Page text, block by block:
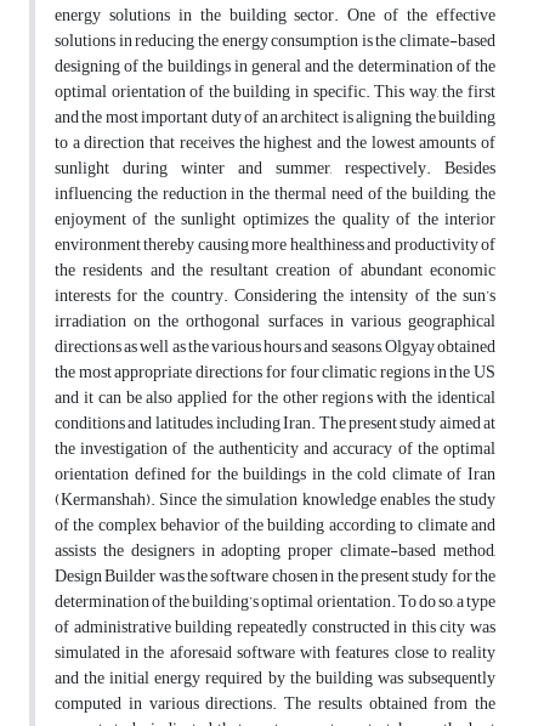
energy solutions in the building sector. One of the effective
solutions in reducing the energy consumption is the climate-based
designing of the buildings in general and the determination of the
optimal orientation of the building in specific. This way, the first
and the most important duty of an architect is aligning the building
to a direction that receives the highest and the lowest amounts of
sunlight during winter and summer, respectively. Besides
influencing the reduction in the thermal need of the building, the
enjoyment of the sunlight optimizes the quality of the interior
environment thereby causing more healthiness and productivity of
the residents and the resultant creation of abundant economic
interests for the country. Considering the intensity of the sun’s
irradiation on the orthogonal surfaces in various geographical
directions as well as the various hours and seasons, Olgyay obtained
the most appropriate directions for four climatic regions in the US
and it can be also applied for the other regions with the identical
conditions and latitudes, including Iran. The present study aimed at
the investigation of the authenticity and accuracy of the optimal
orientation defined for the buildings in the cold climate of Iran
(Kermanshah). Since the simulation knowledge enables the study
of the complex behavior of the building according to climate and
assists the designers in adopting proper climate-based method,
Design Builder was the software chosen in the present study for the
determination of the building’s optimal orientation. To do so, a type
of administrative building repeatedly constructed in this city was
simulated in the aforesaid software with features close to reality
and the initial energy required by the building was subsequently
computed in various directions. The results obtained from the